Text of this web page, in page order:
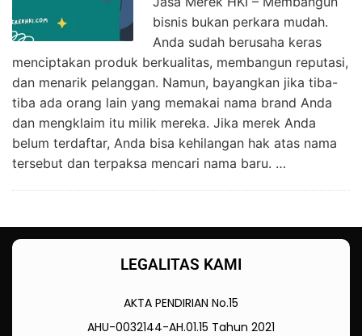
bisnis bukan perkara mudah.
Anda sudah berusaha keras
menciptakan produk berkualitas, membangun reputasi,
dan menarik pelanggan. Namun, bayangkan jika tiba-
tiba ada orang lain yang memakai nama brand Anda
dan mengklaim itu milik mereka. Jika merek Anda
belum terdaftar, Anda bisa kehilangan hak atas nama
tersebut dan terpaksa mencari nama baru. …
LEGALITAS KAMI
AKTA PENDIRIAN No.15
AHU-0032144-AH.01.15 Tahun 2021